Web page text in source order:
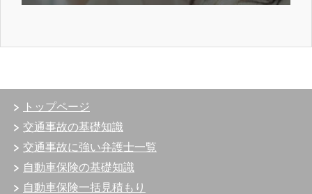
トップページ
交通事故の基礎知識
交通事故に強い弁護士一覧
自動車保険の基礎知識
自動車保険一括見積もり